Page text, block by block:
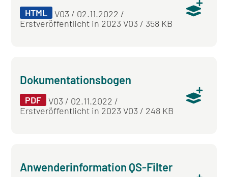
HTML
V03 / 02.11.2022 /
Erstveröffentlicht in 2023 V03 / 358 KB
Dokumentationsbogen
PDF
V03 / 02.11.2022 /
Erstveröffentlicht in 2023 V03 / 248 KB
Anwenderinformation QS-Filter